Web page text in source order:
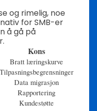
og rimelig, noe
for SMB-er
å gå på
Kons
Bratt læringskurve
Tilpasningsbegrensninger
Data migrasjon
Rapportering
Kundestøtte